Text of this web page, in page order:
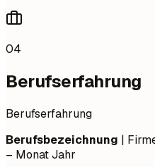
04
Berufserfahrung
Berufserfahrung
Berufsbezeichnung |
– Monat Jahr